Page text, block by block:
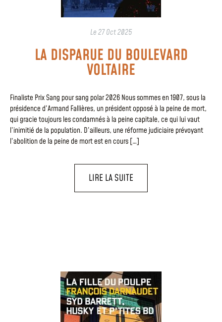
Le27 Oct 2025
LA DISPARUE DU BOULEVARD
VOLTAIRE
Finaliste Prix Sang pour sang polar 2026 Nous sommes en 1907, sous la
présidence d’Armand Fallières, un président opposé à la peine de mort,
qui gracie toujours les condamnés à la peine capitale, ce qui lui vaut
l’inimitié de la population. D’ailleurs, une réforme judiciaire prévoyant
l’abolition de la peine de mort est en cours […]
LIRE LA SUITE